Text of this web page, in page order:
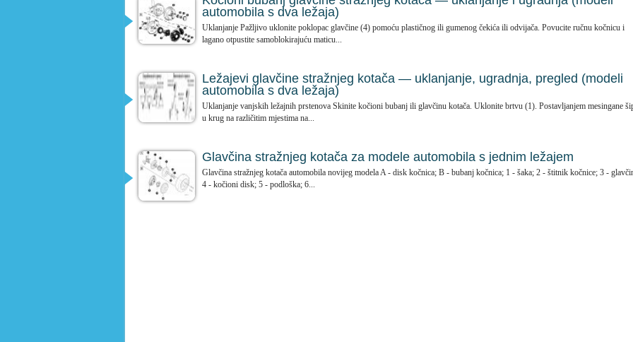
automobila s dva ležaja)
Uklanjanje Pažljivo uklonite poklopac glavčine (4) pomoću plastičnog ili gumenog čekića ili odvijača. Povucite ručnu kočnicu i
lagano otpustite samoblokirajuću maticu...
Ležajevi glavčine stražnjeg kotača — uklanjanje, ugradnja, pregled (modeli
automobila s dva ležaja)
Uklanjanje vanjskih ležajnih prstenova Skinite kočioni bubanj ili glavčinu kotača. Uklonite brtvu (1). Postavljanjem mesingane
u krug na različitim mjestima na...
Glavčina stražnjeg kotača za modele automobila s jednim ležajem
Glavčina stražnjeg kotača automobila novijeg modela A - disk kočnica; B - bubanj kočnica; 1 - šaka; 2 - štitnik kočnice; 3 -
4 - kočioni disk; 5 - podloška; 6...